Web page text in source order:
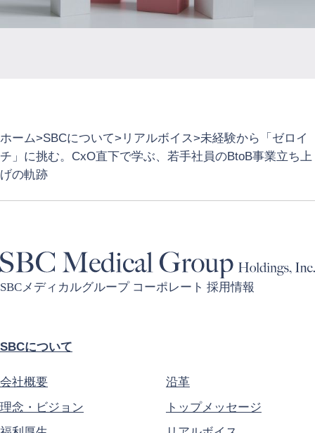
ホーム SBCについて リアルボイス
未経験から「ゼロイ
チ」に挑む。CxO直下で学ぶ、若手社員のBtoB事業立ち上
げの軌跡
SBCメディカルグループ コーポレート 採用情報
SBCについて
会社概要
沿革
理念・ビジョン
トップメッセージ